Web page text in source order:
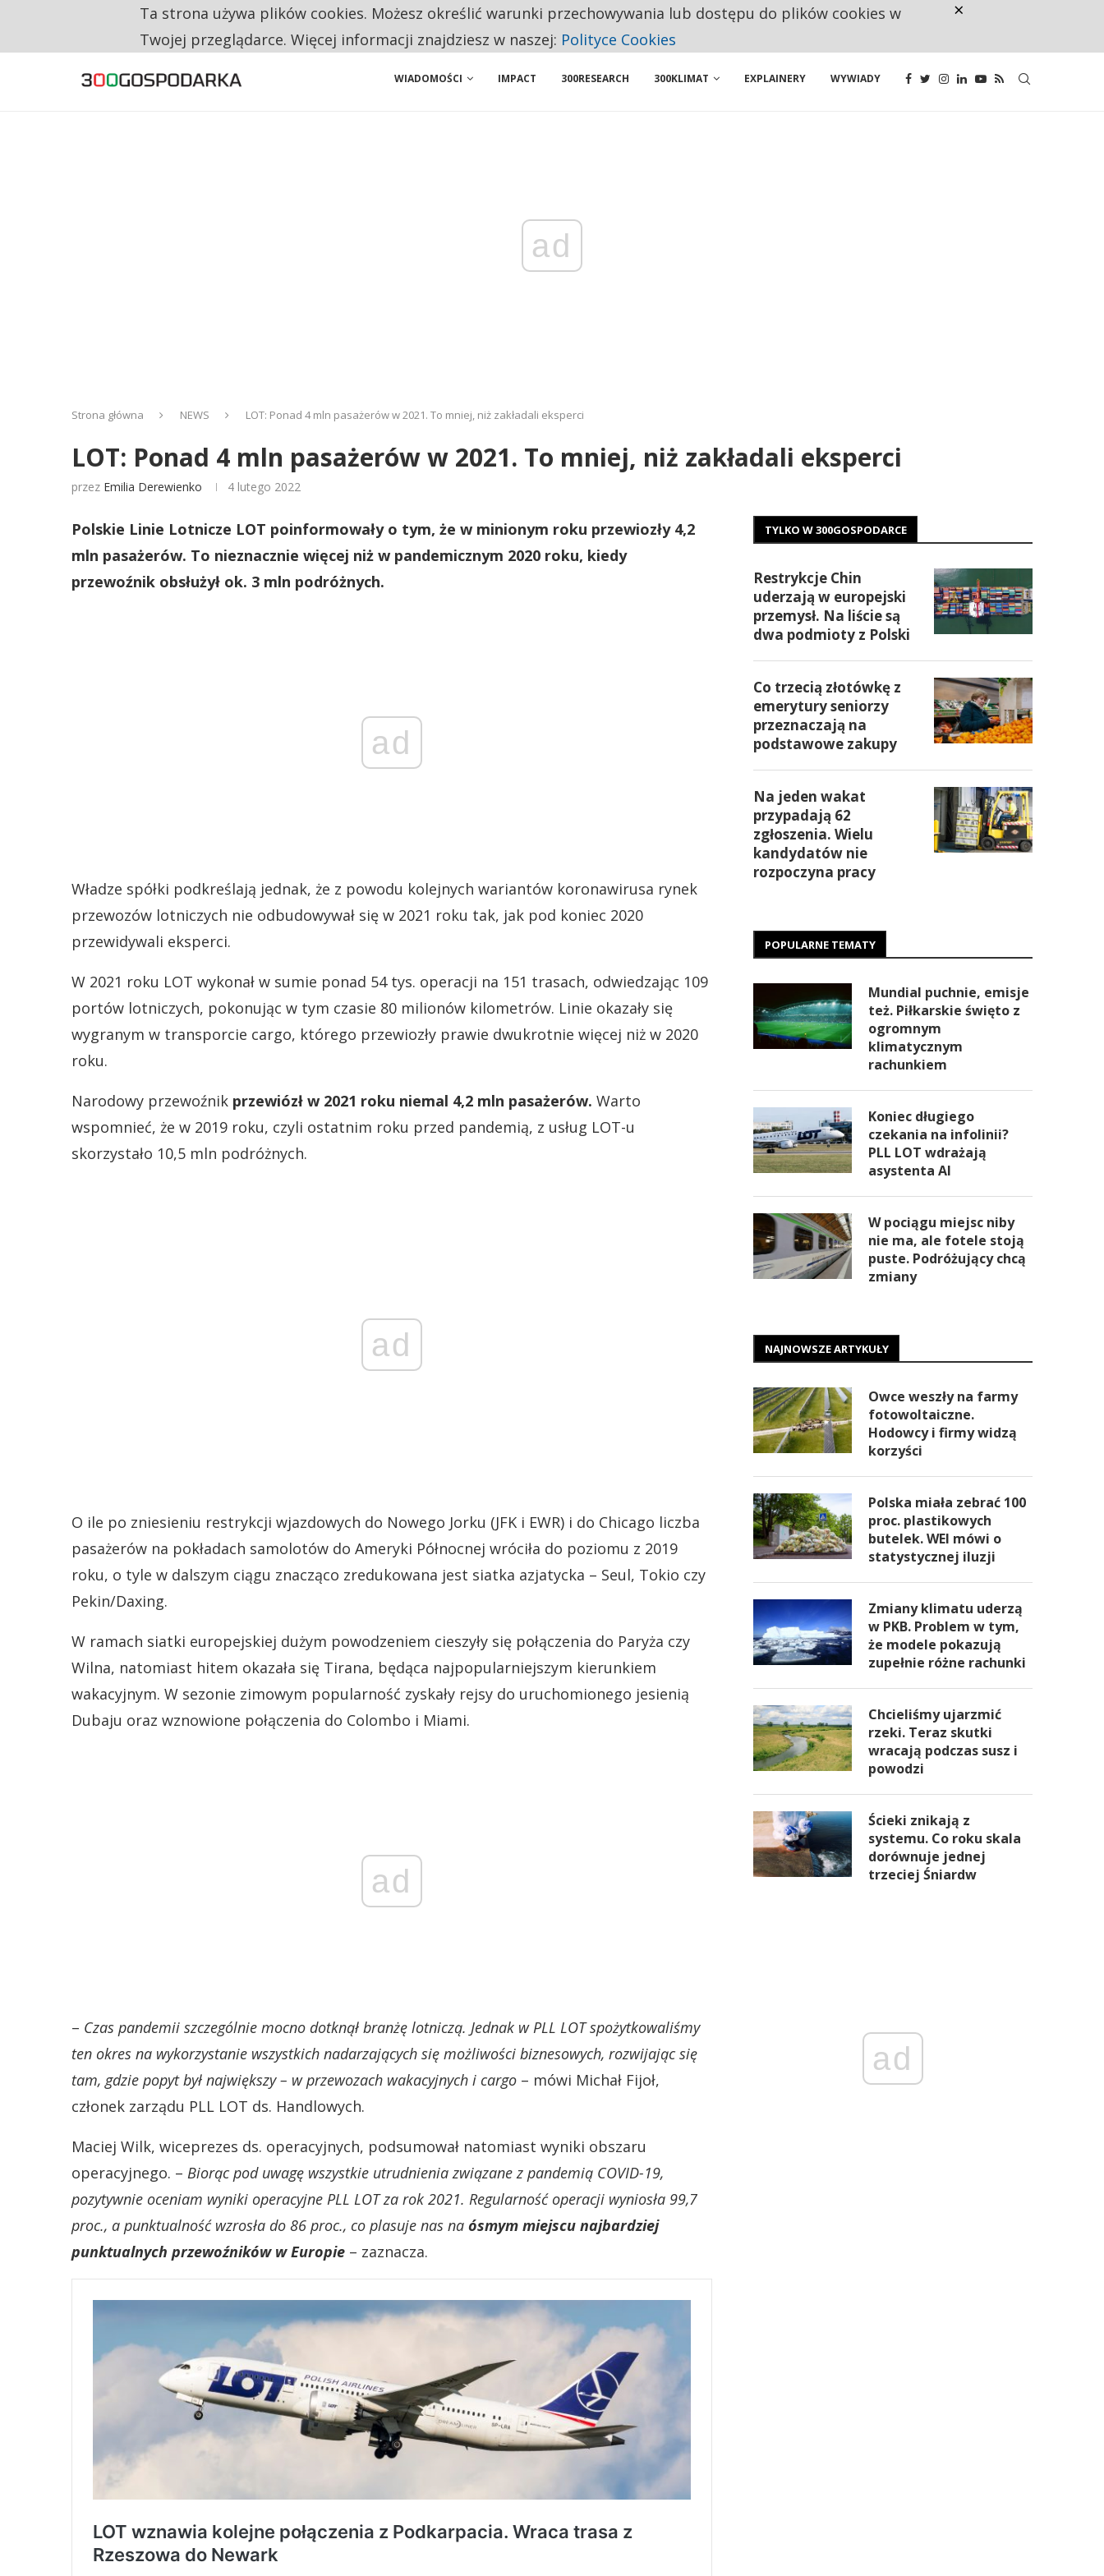
NA JEDEN WAKAT PRZYPADAJĄ 62 ZGŁOSZENIA. WIELU KANDYDATÓW NIE ROZPOCZYNA PRACY
WIADOMOŚCI IMPACT 300RESEARCH 300KLIMAT EXPLAINERY WYWIADY
ad
Strona główna NEWS LOT: Ponad 4 mln pasażerów w 2021. To mniej, niż zakładali eksperci
LOT: Ponad 4 mln pasażerów w 2021. To mniej, niż zakładali eksperci
przez Emilia Derewienko 4 lutego 2022
Polskie Linie Lotnicze LOT poinformowały o tym, że w minionym roku przewiozły 4,2
mln pasażerów. To nieznacznie więcej niż w pandemicznym 2020 roku, kiedy
przewoźnik obsłużył ok. 3 mln podróżnych.
ad
Władze spółki podkreślają jednak, że z powodu kolejnych wariantów koronawirusa rynek
przewozów lotniczych nie odbudowywał się w 2021 roku tak, jak pod koniec 2020
przewidywali eksperci.
W 2021 roku LOT wykonał w sumie ponad 54 tys. operacji na 151 trasach, odwiedzając 109
portów lotniczych, pokonując w tym czasie 80 milionów kilometrów. Linie okazały się
wygranym w transporcie cargo, którego przewiozły prawie dwukrotnie więcej niż w 2020
roku.
Narodowy przewoźnik przewiózł w 2021 roku niemal 4,2 mln pasażerów. Warto
wspomnieć, że w 2019 roku, czyli ostatnim roku przed pandemią, z usług LOT-u
skorzystało 10,5 mln podróżnych.
ad
O ile po zniesieniu restrykcji wjazdowych do Nowego Jorku (JFK i EWR) i do Chicago liczba
pasażerów na pokładach samolotów do Ameryki Północnej wróciła do poziomu z 2019
roku, o tyle w dalszym ciągu znacząco zredukowana jest siatka azjatycka – Seul, Tokio czy
Pekin/Daxing.
W ramach siatki europejskiej dużym powodzeniem cieszyły się połączenia do Paryża czy
Wilna, natomiast hitem okazała się Tirana, będąca najpopularniejszym kierunkiem
wakacyjnym. W sezonie zimowym popularność zyskały rejsy do uruchomionego jesienią
Dubaju oraz wznowione połączenia do Colombo i Miami.
ad
– Czas pandemii szczególnie mocno dotknął branżę lotniczą. Jednak w PLL LOT spożytkowaliśmy
ten okres na wykorzystanie wszystkich nadarzających się możliwości biznesowych, rozwijając się
tam, gdzie popyt był największy – w przewozach wakacyjnych i cargo – mówi Michał Fijoł,
członek zarządu PLL LOT ds. Handlowych.
Maciej Wilk, wiceprezes ds. operacyjnych, podsumował natomiast wyniki obszaru
operacyjnego. – Biorąc pod uwagę wszystkie utrudnienia związane z pandemią COVID-19,
pozytywnie oceniam wyniki operacyjne PLL LOT za rok 2021. Regularność operacji wyniosła 99,7
proc., a punktualność wzrosła do 86 proc., co plasuje nas na ósmym miejscu najbardziej
punktualnych przewoźników w Europie – zaznacza.
TYLKO W 300GOSPODARCE
Restrykcje Chin
uderzają w europejski
przemysł. Na liście są
dwa podmioty z Polski
Co trzecią złotówkę z
emerytury seniorzy
przeznaczają na
podstawowe zakupy
Na jeden wakat
przypadają 62
zgłoszenia. Wielu
kandydatów nie
rozpoczyna pracy
POPULARNE TEMATY
Mundial puchnie, emisje
też. Piłkarskie święto z
ogromnym
klimatycznym
rachunkiem
Koniec długiego
czekania na infolinii?
PLL LOT wdrażają
asystenta AI
W pociągu miejsc niby
nie ma, ale fotele stoją
puste. Podróżujący chcą
zmiany
NAJNOWSZE ARTYKUŁY
Owce weszły na farmy
fotowoltaiczne.
Hodowcy i firmy widzą
korzyści
Polska miała zebrać 100
proc. plastikowych
butelek. WEI mówi o
statystycznej iluzji
Zmiany klimatu uderzą
w PKB. Problem w tym,
że modele pokazują
zupełnie różne rachunki
Chcieliśmy ujarzmić
rzeki. Teraz skutki
wracają podczas susz i
powodzi
Ścieki znikają z
systemu. Co roku skala
dorównuje jednej
trzeciej Śniardw
ad
Ta strona używa plików cookies. Możesz określić warunki przechowywania lub dostępu do plików cookies w
Twojej przeglądarce. Więcej informacji znajdziesz w naszej: Polityce Cookies
×